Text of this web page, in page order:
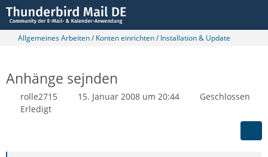
Allgemeines Arbeiten / Konten einrichten / Installation & Update
Anhänge sejnden
rolle2715 15. Januar 2008 um 20:44
Geschlossen
Erledigt